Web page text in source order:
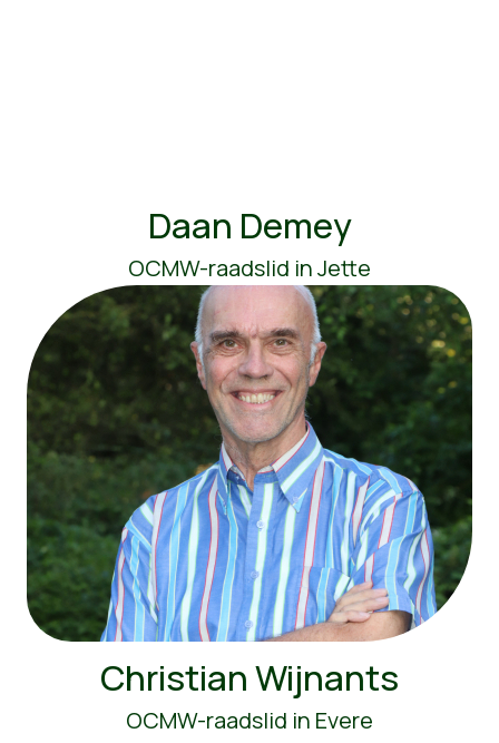
Daan Demey
OCMW-raadslid in Jette
Christian Wijnants
OCMW-raadslid in Evere